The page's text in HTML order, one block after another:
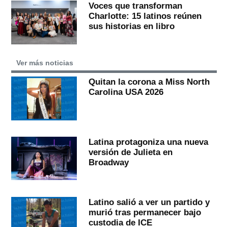
Voces que transforman
Charlotte: 15 latinos reúnen
sus historias en libro
Ver más noticias
Quitan la corona a Miss North
Carolina USA 2026
Latina protagoniza una nueva
versión de Julieta en
Broadway
Latino salió a ver un partido y
murió tras permanecer bajo
custodia de ICE